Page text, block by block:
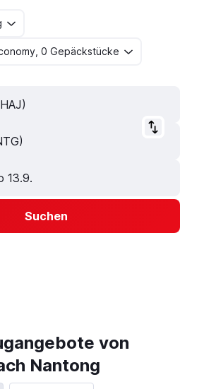
0 Gepäckstücke
13.9.
Suchen
von
Nantong